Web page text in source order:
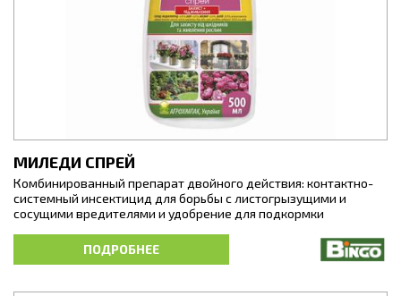
МИЛЕДИ СПРЕЙ
Комбинированный препарат двойного действия: контактно-
системный инсектицид для борьбы с листогрызущими и
сосущими вредителями и удобрение для подкормки
Предназначен для применения в теплицах, оранжереях,
ПОДРОБНЕЕ